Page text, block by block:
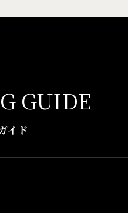
GUIDE